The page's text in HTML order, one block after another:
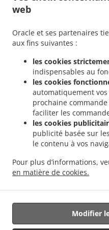
web
Oracle et ses partenaires
aux fins suivantes :
les cookies
indispensables au
les cookies
automatiquement
prochaine
faciliter les
les cookies
publicité basée sur
le contenu à vos
Pour plus d’informations,
en matière de cookies.
Modifier
livraison Valencia Ciutat Universitària
Valencia Trinitat . Sushi Service de
Sushi Service de livraison Valencia
Quatre Carreres . Sushi Service de
livraison Valencia El Llano del Real
.
Sushi Service de livraison
Valencia Jesús . Sushi Service de
Valencia Poblados Marítimos . Sushi
Service de livraison Valencia La Zaidía .
Arts i les Ciències . Sushi Service de
Alboraia . Sushi Service de livraison
Livraison de nourriture à emporter